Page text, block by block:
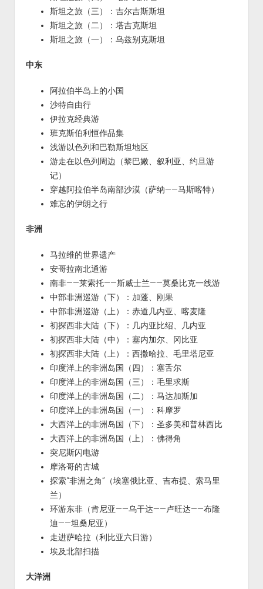
斯坦之旅（三）：吉尔吉斯斯坦
斯坦之旅（二）：塔吉克斯坦
斯坦之旅（一）：乌兹别克斯坦
中东
阿拉伯半岛上的小国
沙特自由行
伊拉克经典游
班克斯伯利恒作品集
浅游以色列和巴勒斯坦地区
游走在以色列周边（黎巴嫩、叙利亚、约旦游
记）
穿越阿拉伯半岛南部沙漠（萨纳——马斯喀特）
难忘的伊朗之行
非洲
马拉维的世界遗产
安哥拉南北通游
南非——莱索托——斯威士兰——莫桑比克一线游
中部非洲巡游（下）：加蓬、刚果
中部非洲巡游（上）：赤道几内亚、喀麦隆
初探西非大陆（下）：几内亚比绍、几内亚
初探西非大陆（中）：塞内加尔、冈比亚
初探西非大陆（上）：西撒哈拉、毛里塔尼亚
印度洋上的非洲岛国（四）：塞舌尔
印度洋上的非洲岛国（三）：毛里求斯
印度洋上的非洲岛国（二）：马达加斯加
印度洋上的非洲岛国（一）：科摩罗
大西洋上的非洲岛国（下）：圣多美和普林西比
大西洋上的非洲岛国（上）：佛得角
突尼斯闪电游
摩洛哥的古城
探索“非洲之角”（埃塞俄比亚、吉布提、索马里
兰）
环游东非（肯尼亚——乌干达——卢旺达——布隆
迪——坦桑尼亚）
走进萨哈拉（利比亚六日游）
埃及北部扫描
大洋洲